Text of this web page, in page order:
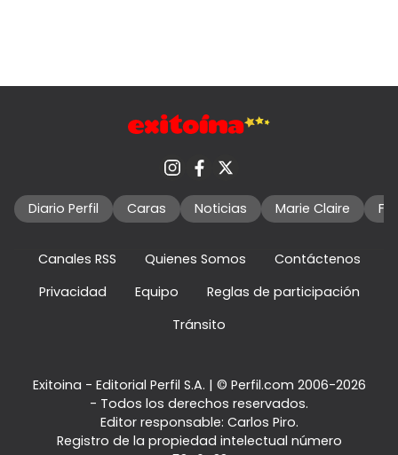
Diario Perfil Caras Noticias Marie Claire
Canales RSS Quienes Somos
Contáctenos
Privacidad
Equipo
Reglas de participación
Tránsito
Exitoina - Editorial Perfil S.A. | © Perfil.com 2006-2026
- Todos los derechos reservados.
Editor responsable: Carlos Piro.
Registro de la propiedad intelectual número